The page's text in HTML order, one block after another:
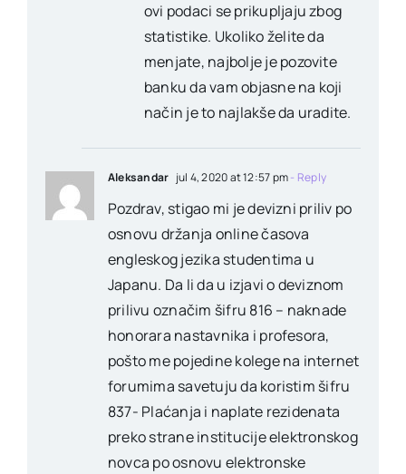
ovi podaci se prikupljaju zbog
statistike. Ukoliko želite da
menjate, najbolje je pozovite
banku da vam objasne na koji
način je to najlakše da uradite.
Aleksandar jul 4, 2020 at 12:57 pm- Reply
Pozdrav, stigao mi je devizni priliv po
osnovu držanja online časova
engleskog jezika studentima u
Japanu. Da li da u izjavi o deviznom
prilivu označim šifru 816 – naknade
honorara nastavnika i profesora,
pošto me pojedine kolege na internet
forumima savetuju da koristim šifru
837- Plaćanja i naplate rezidenata
preko strane institucije elektronskog
novca po osnovu elektronske